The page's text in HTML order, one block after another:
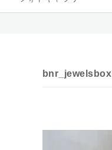
bnr_jewelsbox